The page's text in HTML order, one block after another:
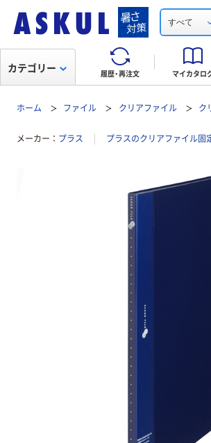
すべて
履歴・再注文 マイカタロ
カテゴリー
ホーム ファイル クリアファイル ク
メーカー プラス プラスのクリアファイル固